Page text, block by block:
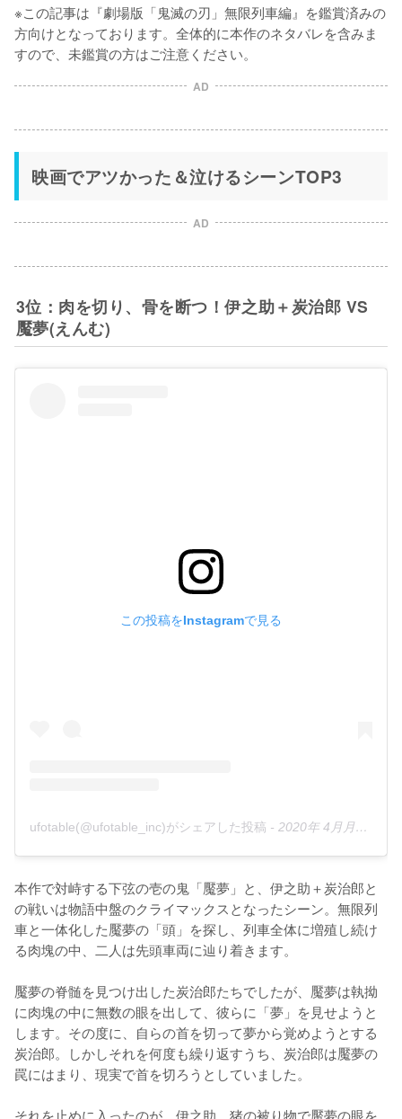
※この記事は『劇場版「鬼滅の刃」無限列車編』を鑑賞済みの
方向けとなっております。全体的に本作のネタバレを含みま
すので、未鑑賞の方はご注意ください。
AD
映画でアツかった＆泣けるシーンTOP3
AD
3位：肉を切り、骨を断つ！伊之助＋炭治郎 VS
魘夢(えんむ)
この投稿をInstagramで見る
ufotable(@ufotable_inc)がシェアした投稿 - 2020年 4月月10日午前6時58分PDT
本作で対峙する下弦の壱の鬼「魘夢」と、伊之助＋炭治郎と
の戦いは物語中盤のクライマックスとなったシーン。無限列
車と一体化した魘夢の「頭」を探し、列車全体に増殖し続け
る肉塊の中、二人は先頭車両に辿り着きます。
魘夢の脊髄を見つけ出した炭治郎たちでしたが、魘夢は執拗
に肉塊の中に無数の眼を出して、彼らに「夢」を見せようと
します。その度に、自らの首を切って夢から覚めようとする
炭治郎。しかしそれを何度も繰り返すうち、炭治郎は魘夢の
罠にはまり、現実で首を切ろうとしていました。
それを止めに入ったのが、伊之助。猪の被り物で魘夢の眼を